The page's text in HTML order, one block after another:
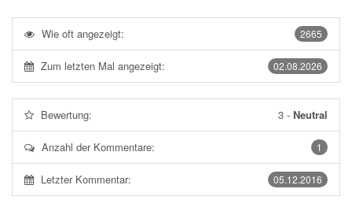
2665
Wie oft angezeigt:
02.08.2026
Zum letzten Mal angezeigt:
Bewertung: 3 - Neutral
1
Anzahl der Kommentare:
05.12.2016
Letzter Kommentar: